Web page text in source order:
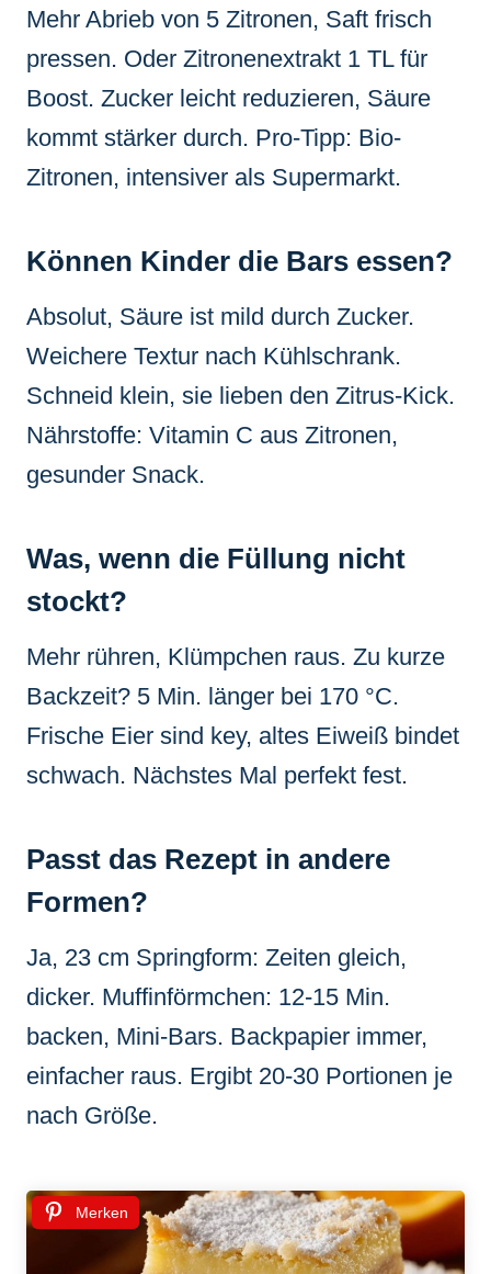
Mehr Abrieb von 5 Zitronen, Saft frisch
pressen. Oder Zitronenextrakt 1 TL für
Boost. Zucker leicht reduzieren, Säure
kommt stärker durch. Pro-Tipp: Bio-
Zitronen, intensiver als Supermarkt.
Können Kinder die Bars essen?
Absolut, Säure ist mild durch Zucker.
Weichere Textur nach Kühlschrank.
Schneid klein, sie lieben den Zitrus-Kick.
Nährstoffe: Vitamin C aus Zitronen,
gesunder Snack.
Was, wenn die Füllung nicht
stockt?
Mehr rühren, Klümpchen raus. Zu kurze
Backzeit? 5 Min. länger bei 170 °C.
Frische Eier sind key, altes Eiweiß bindet
schwach. Nächstes Mal perfekt fest.
Passt das Rezept in andere
Formen?
Ja, 23 cm Springform: Zeiten gleich,
dicker. Muffinförmchen: 12-15 Min.
backen, Mini-Bars. Backpapier immer,
einfacher raus. Ergibt 20-30 Portionen je
nach Größe.
Merken